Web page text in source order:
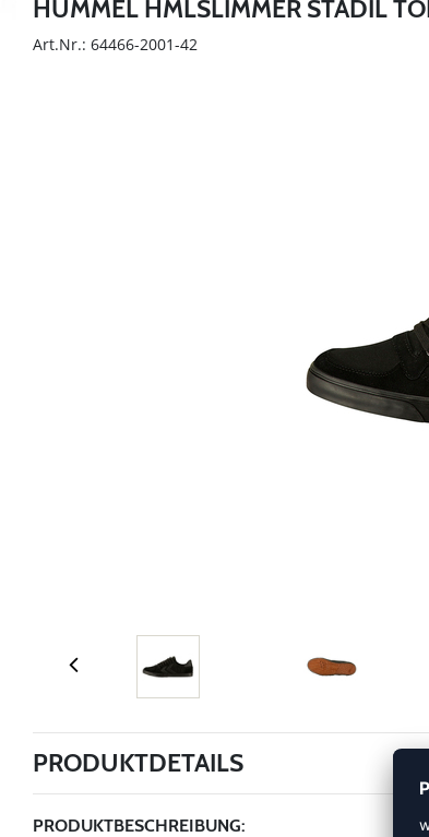
HUMMEL HMLSLIMMER STADIL
Art.Nr.: 64466-2001-42
PRODUKTDETAILS
PRODUKTBESCHREIBUNG: